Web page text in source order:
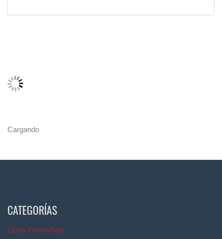
Cargando
CATEGORÍAS
Ciclos Formativos